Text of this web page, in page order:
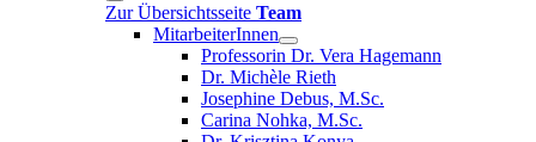
Zur Übersichtsseite Team
MitarbeiterInnen
Professorin Dr. Vera Hagemann
Dr. Michèle Rieth
Josephine Debus, M.Sc.
Carina Nohka, M.Sc.